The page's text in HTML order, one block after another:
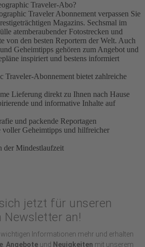
Traveler-Abo?
Traveler Abonnement verpassen Sie
Magazins. Sechsmal im
atemberaubender Fotostrecken und
von den besten Reportern der Welt. Auch
Geheimtipps gehören zum Angebot und
inspiriert und bestens informiert
Traveler-Abonnement bietet zahlreiche
Lieferung direkt zu Ihnen nach Hause
und informative Inhalte auf
und packende Reportagen
voller Geheimtipps und hilfreicher
der Mindestlaufzeit
jetzt für unseren
Newsletter an!
Informationen mehr und erhalten
Angebote und Neuigkeiten mit unserem